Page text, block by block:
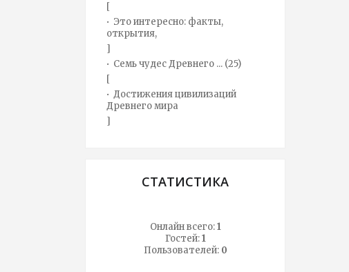
[
Это интересно: факты,
открытия,
]
Семь чудес Древнего ... (25)
[
Достижения цивилизаций
Древнего мира
]
СТАТИСТИКА
Онлайн всего:1
Гостей:1
Пользователей: 0